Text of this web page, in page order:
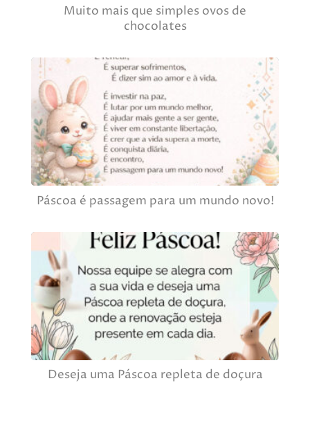
Muito mais que simples ovos de
chocolates
Páscoa é passagem para um mundo novo!
Deseja uma Páscoa repleta de doçura